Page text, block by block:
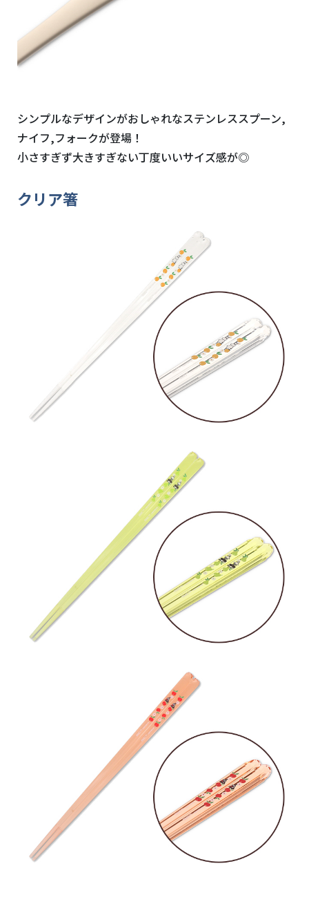
シンプルなデザインがおしゃれなステンレススプーン,
ナイフ,フォークが登場！
小さすぎず大きすぎない丁度いいサイズ感が◎
クリア箸